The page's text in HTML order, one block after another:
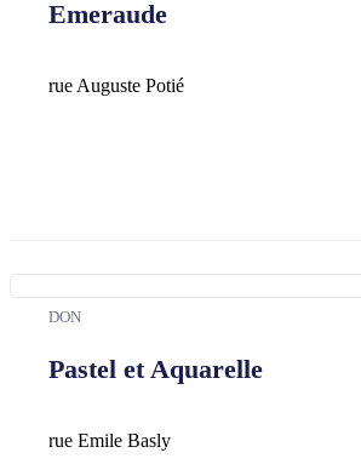
Emeraude
rue Auguste Potié
DON
Pastel et Aquarelle
rue Emile Basly